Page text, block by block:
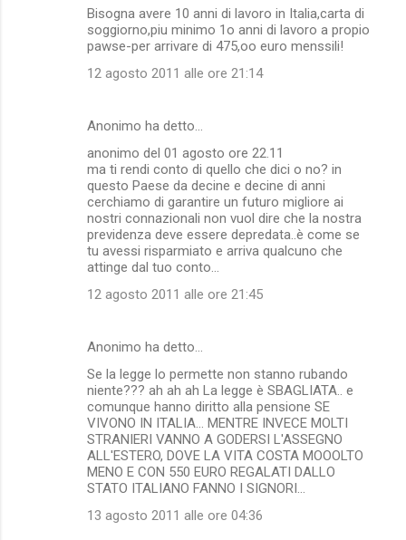
Bisogna avere 10 anni di lavoro in Italia,carta di
soggiorno,piu minimo 1o anni di lavoro a propio
pawse-per arrivare di 475,oo euro menssili!
12 agosto 2011 alle ore 21:14
Anonimo ha detto…
anonimo del 01 agosto ore 22.11
ma ti rendi conto di quello che dici o no? in
questo Paese da decine e decine di anni
cerchiamo di garantire un futuro migliore ai
nostri connazionali non vuol dire che la nostra
previdenza deve essere depredata..è come se
tu avessi risparmiato e arriva qualcuno che
attinge dal tuo conto...
12 agosto 2011 alle ore 21:45
Anonimo ha detto…
Se la legge lo permette non stanno rubando
niente??? ah ah ah La legge è SBAGLIATA.. e
comunque hanno diritto alla pensione SE
VIVONO IN ITALIA... MENTRE INVECE MOLTI
STRANIERI VANNO A GODERSI L'ASSEGNO
ALL'ESTERO, DOVE LA VITA COSTA MOOOLTO
MENO E CON 550 EURO REGALATI DALLO
STATO ITALIANO FANNO I SIGNORI...
13 agosto 2011 alle ore 04:36